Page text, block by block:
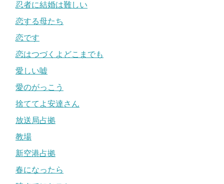
忍者に結婚は難しい
恋する母たち
恋です
恋はつづくよどこまでも
愛しい嘘
愛のがっこう
捨ててよ安達さん
放送局占拠
教場
新空港占拠
春になったら